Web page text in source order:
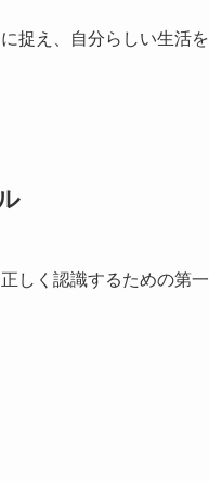
捉え、自分らしい生活
しく認識するための第